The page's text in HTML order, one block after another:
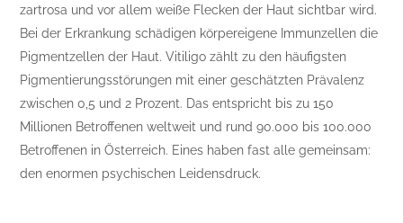
zartrosa und vor allem weiße Flecken der Haut sichtbar wird.
Bei der Erkrankung schädigen körpereigene Immunzellen die
Pigmentzellen der Haut. Vitiligo zählt zu den häufigsten
Pigmentierungsstörungen mit einer geschätzten Prävalenz
zwischen 0,5 und 2 Prozent. Das entspricht bis zu 150
Millionen Betroffenen weltweit und rund 90.000 bis 100.000
Betroffenen in Österreich. Eines haben fast alle gemeinsam:
den enormen psychischen Leidensdruck.